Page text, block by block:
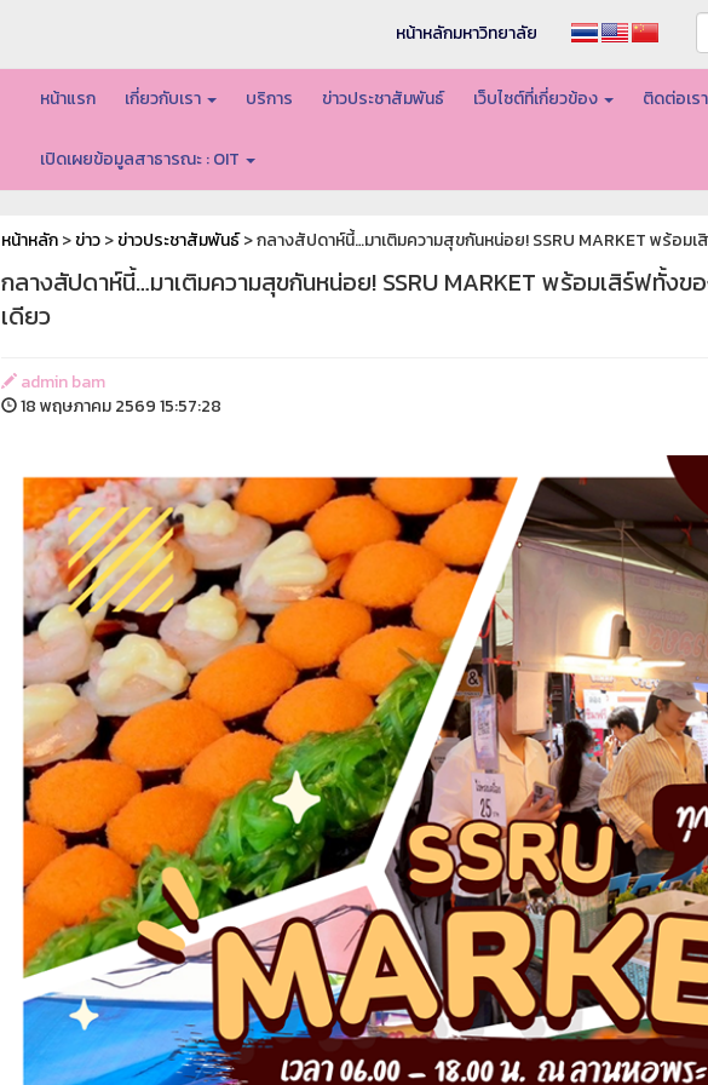
หน้าหลักมหาวิทยาลัย
หน้าแรก เกี่ยวกับเรา บริการ ข่าวประชาสัมพันธ์ เว็บไซต์ที่เกี่ยวข้อง ติดต่อเรา
เปิดเผยข้อมูลสาธารณะ : OIT
หน้าหลัก>ข่าว>ข่าวประชาสัมพันธ์> กลางสัปดาห์นี้…มาเติมความสุขกันหน่อย! SSRU MARKET พร้อม
กลางสัปดาห์นี้…มาเติมความสุขกันหน่อย! SSRU MARKET พร้อมเสิร์ฟทั้งข
เดียว
admin bam
18 พฤษภาคม 2569 15:57:28